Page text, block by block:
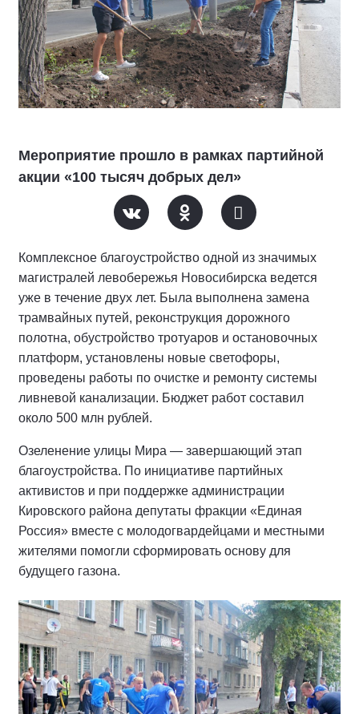
Мероприятие прошло в рамках партийной
акции «100 тысяч добрых дел»
Комплексное благоустройство одной из значимых
магистралей левобережья Новосибирска ведется
уже в течение двух лет. Была выполнена замена
трамвайных путей, реконструкция дорожного
полотна, обустройство тротуаров и остановочных
платформ, установлены новые светофоры,
проведены работы по очистке и ремонту системы
ливневой канализации. Бюджет работ составил
около 500 млн рублей.
Озеленение улицы Мира — завершающий этап
благоустройства. По инициативе партийных
активистов и при поддержке администрации
Кировского района депутаты фракции «Единая
Россия» вместе с молодогвардейцами и местными
жителями помогли сформировать основу для
будущего газона.